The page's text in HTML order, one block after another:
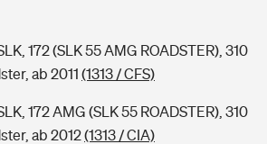
172 (SLK 55 AMG ROADSTER), 310
ab 2011 (1313 / CFS)
172 AMG (SLK 55 ROADSTER), 310
ab 2012(1313 / CIA)